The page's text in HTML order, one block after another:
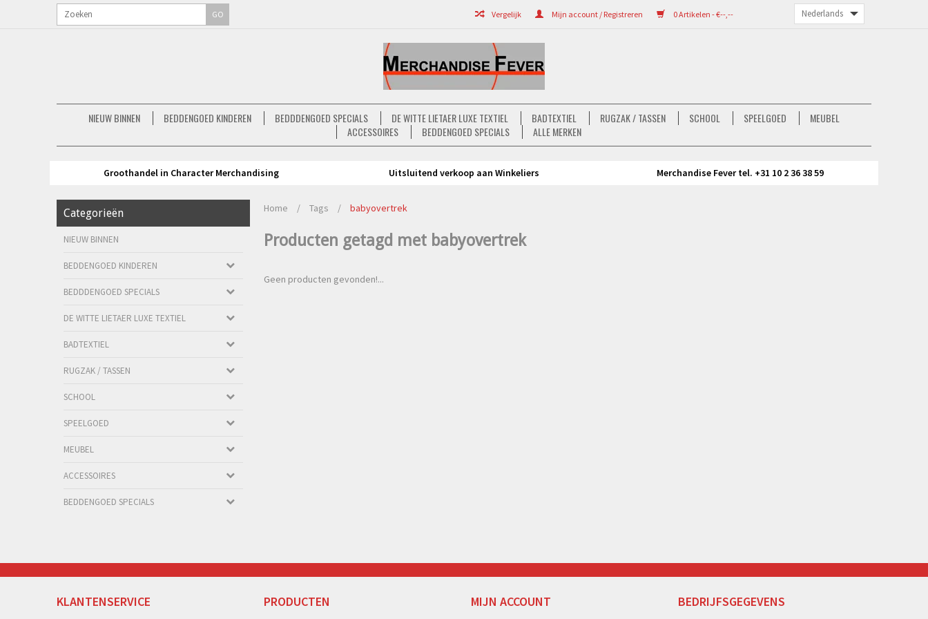
0 Artikelen - €--,--
Mijn account / Registreren
Vergelijk
GO
NIEUW BINNEN BEDDENGOED KINDEREN BEDDDENGOED SPECIALS DE WITTE LIETAER LUXE TEXTIEL BADTEXTIEL RUGZAK / TASSEN SCHOOL SPEELGOED
MEUBEL
ACCESSOIRES
BEDDENGOED SPECIALS ALLE MERKEN
Groothandel in Character Merchandising Uitsluitend verkoop aan Winkeliers Merchandise Fever tel. +31 10 2 36 38 59
Categorieën
NIEUW BINNEN
BEDDENGOED KINDEREN
BEDDDENGOED SPECIALS
DE WITTE LIETAER LUXE TEXTIEL
BADTEXTIEL
RUGZAK / TASSEN
SCHOOL
SPEELGOED
MEUBEL
ACCESSOIRES
BEDDENGOED SPECIALS
Home / Tags / babyovertrek
Producten getagd met babyovertrek
Geen producten gevonden!...
KLANTENSERVICE PRODUCTEN MIJN ACCOUNT BEDRIJFSGEGEVENS